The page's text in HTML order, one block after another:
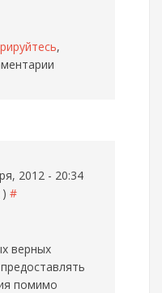
,
2012 - 20:34
#
верных
помимо